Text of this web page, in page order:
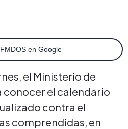
en Google
el Ministerio de
conocer el calendario
contra el
comprendidas, en